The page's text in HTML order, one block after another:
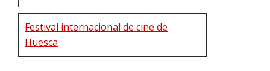
Festival internacional de cine de
Huesca